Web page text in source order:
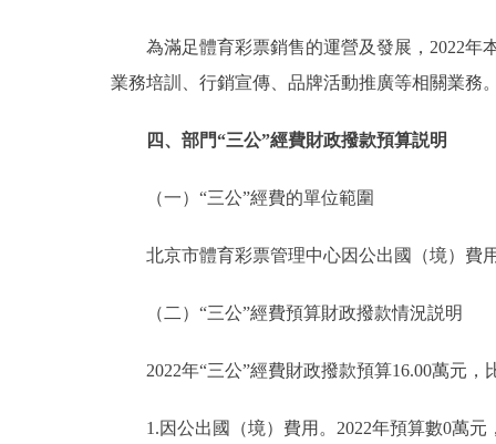
為滿足體育彩票銷售的運營及發展，2022年
業務培訓、行銷宣傳、品牌活動推廣等相關業務
四、部門“三公”經費財政撥款預算説明
（一）“三公”經費的單位範圍
北京市體育彩票管理中心因公出國（境）費用
（二）“三公”經費預算財政撥款情況説明
2022年“三公”經費財政撥款預算16.00萬元，
1.因公出國（境）費用。2022年預算數0萬元